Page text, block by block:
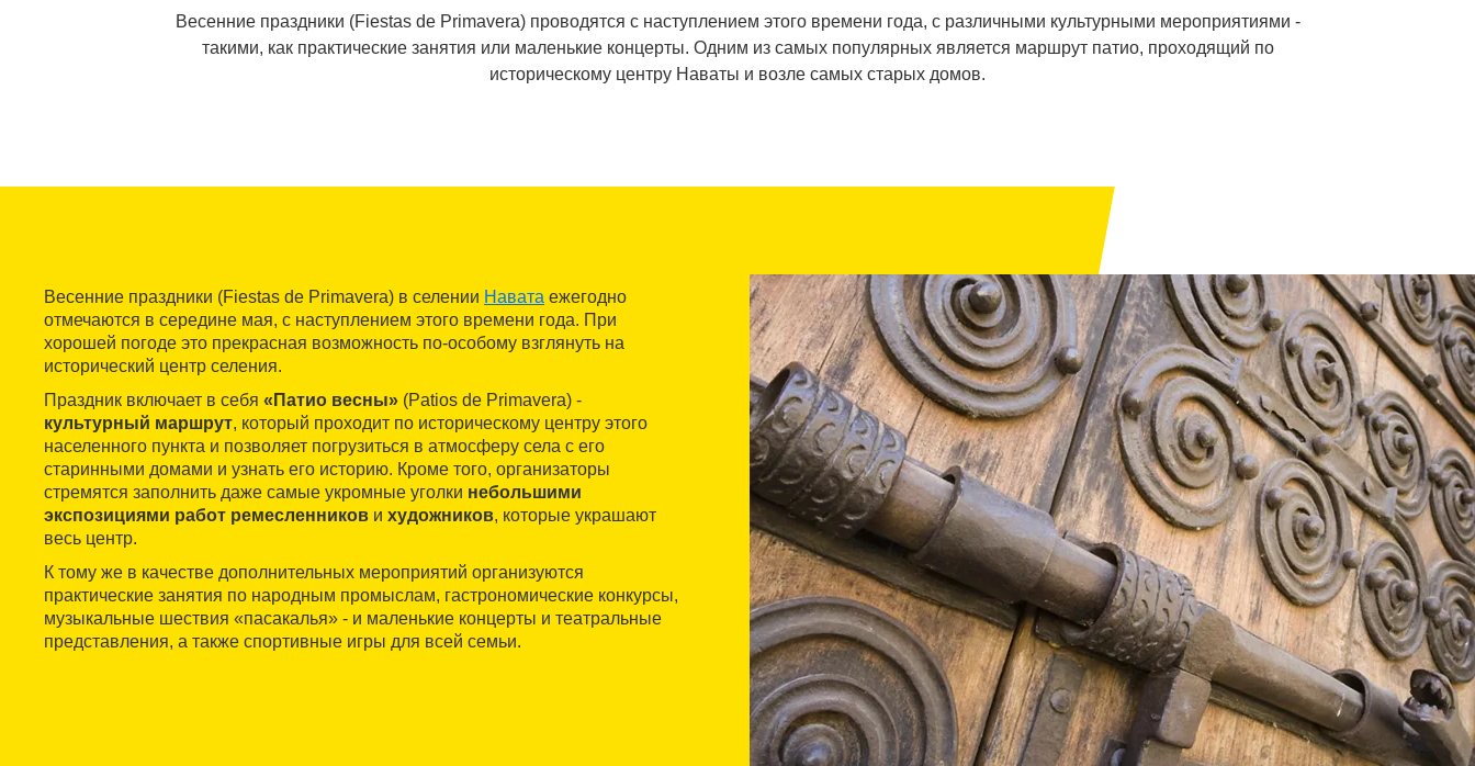
Весенние праздники (Fiestas de Primavera) проводятся с наступлением этого времени года, с различными культурными мероприятиями -
такими, как практические занятия или маленькие концерты. Одним из самых популярных является маршрут патио, проходящий по
историческому центру Наваты и возле самых старых домов.
Весенние праздники (Fiestas de Primavera) в селении Навата ежегодно
отмечаются в середине мая, с наступлением этого времени года. При
хорошей погоде это прекрасная возможность по-особому взглянуть на
исторический центр селения.
Праздник включает в себя «Патио весны» (Patios de Primavera) -
культурный маршрут, который проходит по историческому центру этого
населенного пункта и позволяет погрузиться в атмосферу села с его
старинными домами и узнать его историю. Кроме того, организаторы
стремятся заполнить даже самые укромные уголки небольшими
экспозициями работ ремесленников и художников, которые украшают
весь центр.
К тому же в качестве дополнительных мероприятий организуются
практические занятия по народным промыслам, гастрономические конкурсы,
музыкальные шествия «пасакалья» - и маленькие концерты и театральные
представления, а также спортивные игры для всей семьи.